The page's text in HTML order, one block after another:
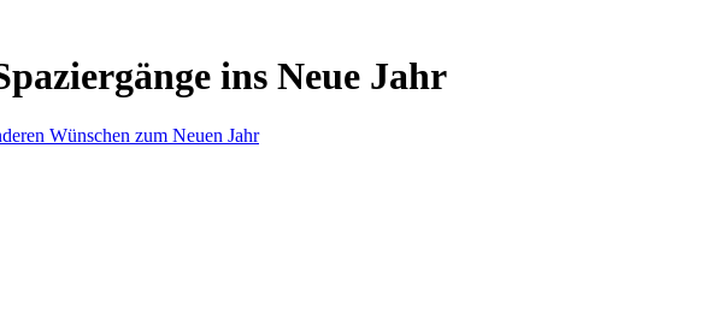
ins Neue Jahr
Wünschen zum Neuen Jahr